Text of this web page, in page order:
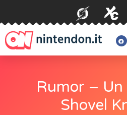
Rumor – Un
Shovel